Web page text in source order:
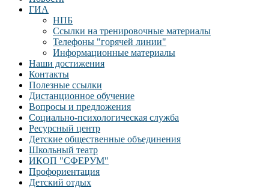
ГИА
НПБ
Ссылки на тренировочные материалы
Телефоны "горячей линии"
Информационные материалы
Наши достижения
Контакты
Полезные ссылки
Дистанционное обучение
Вопросы и предложения
Социально-психологическая служба
Ресурсный центр
Детские общественные объединения
Школьный театр
ИКОП "СФЕРУМ"
Профориентация
Детский отдых